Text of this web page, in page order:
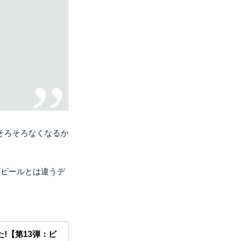
ろそろなくなるか
ールとは違うデ
!【第13弾：ビ